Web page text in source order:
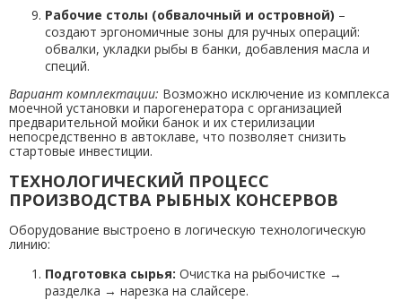
Рабочие столы (обвалочный и островной) –
создают эргономичные зоны для ручных операций:
обвалки, укладки рыбы в банки, добавления масла и
специй.
Вариант комплектации: Возможно исключение из комплекса
моечной установки и парогенератора с организацией
предварительной мойки банок и их стерилизации
непосредственно в автоклаве, что позволяет снизить
стартовые инвестиции.
ТЕХНОЛОГИЧЕСКИЙ ПРОЦЕСС
ПРОИЗВОДСТВА РЫБНЫХ КОНСЕРВОВ
Оборудование выстроено в логическую технологическую
линию:
Подготовка сырья: Очистка на рыбочистке →
разделка → нарезка на слайсере.